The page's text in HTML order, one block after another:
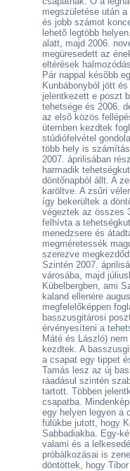
megszületése után
és jobb számot
lehetõ legtöbb
alatt, majd 2006.
megüresedett az
eltérések
Pár nappal késõbb
Kunbábonyból jött
jelentkezett e poszt
tehetsége és 2006.
az elsõ közös
ütemben kezdtek
stúdiófelvétel
több hely is
2007. áprilisában
harmadik
döntőnapból állt. A
karöltve. A zsűri
így bekerültek a
végeztek az összes
felhívta a
menedzsere és
megméretessék
szerezve
Szintén 2007.
városába, majd
Kübelbergben, ami
kaland ellenére
megfelelőképpen
basszusgitárosi
érvényesíteni a
Máté és László)
kezdtek. A
a csapat egy tippet
Tamás lesz az új
ráadásul szintén
tartott. Többen
csapatba.
egy helyen legyen a
fülükbe jutott, hogy
Sabbadiakba. Egy-
valami és a
próbálkozásai is
döntöttek, hogy